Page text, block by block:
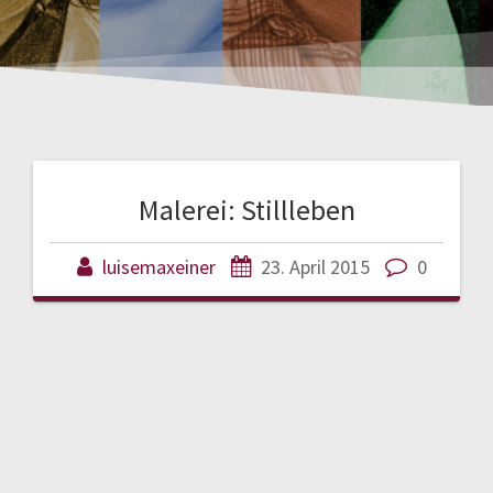
Malerei: Stillleben
luisemaxeiner 23. April 2015 0